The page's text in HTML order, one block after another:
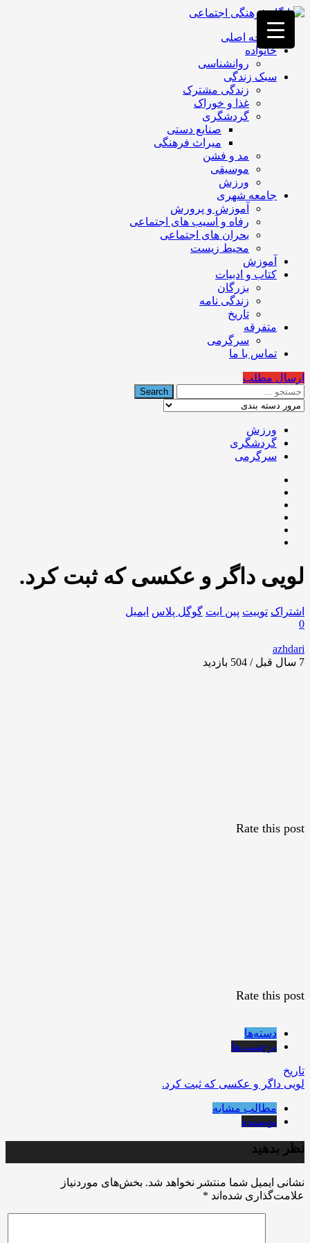
فصد
خون
غرب
تهران
خشکشویی
تصفیه
تهران
صفحه اصلی
خانواده
روانشناسی
سبک زندگی
زندگی مشترک
غذا و خوراک
گردشگری
صنایع دستی
میراث فرهنگی
مد و فشن
موسیقی
ورزش
جامعه شهری
آموزش و پرورش
رفاه و آسیب های اجتماعی
بحران های اجتماعی
محیط زیست
آموزش
کتاب و ادبیات
بزرگان
زندگی نامه
تاریخ
متفرقه
سرگرمی
تماس با ما
ارسال مطلب
ورزش
گردشگری
سرگرمی
لویی داگر و عکسی که ثبت کرد.
اشتراک توییت پین ایت گوگل‌ پلاس ایمیل
0
azhdari
7 سال قبل / 504
بازدید
Rate this post
Rate this post
دسته‌ها
برچسب‌ها
تاریخ
لویی داگر و عکسی که ثبت کرد.
مطالب مشابه
نویسنده
نظر بدهید
نشانی ایمیل شما منتشر نخواهد شد. بخش‌های موردنیاز
علامت‌گذاری شده‌اند *